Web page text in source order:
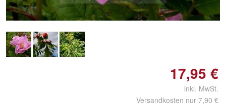
17,95 €
inkl. MwSt.
Versandkosten nur 7,90 €